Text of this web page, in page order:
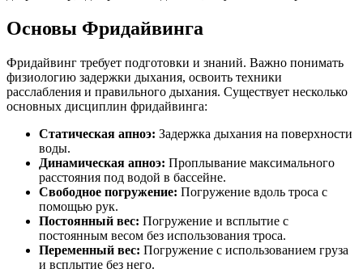
Основы Фридайвинга
Фридайвинг требует подготовки и знаний. Важно понимать
физиологию задержки дыхания, освоить техники
расслабления и правильного дыхания. Существует несколько
основных дисциплин фридайвинга:
Статическая апноэ: Задержка дыхания на поверхности
воды.
Динамическая апноэ: Проплывание максимального
расстояния под водой в бассейне.
Свободное погружение: Погружение вдоль троса с
помощью рук.
Постоянный вес: Погружение и всплытие с
постоянным весом без использования троса.
Переменный вес: Погружение с использованием груза
и всплытие без него.